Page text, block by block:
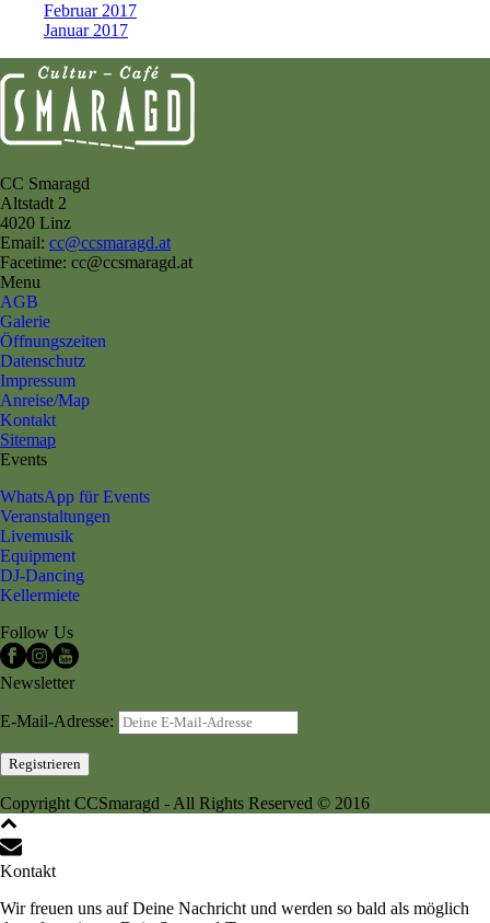
Februar 2017
Januar 2017
CC Smaragd
Altstadt 2
4020 Linz
Email: cc@ccsmaragd.at
Facetime: cc@ccsmaragd.at
Menu
AGB
Galerie
Öffnungszeiten
Datenschutz
Impressum
Anreise/Map
Kontakt
Sitemap
Events
WhatsApp für Events
Veranstaltungen
Livemusik
Equipment
DJ-Dancing
Kellermiete
Follow Us
Newsletter
E-Mail-Adresse:
Copyright CCSmaragd - All Rights Reserved © 2016
Kontakt
Wir freuen uns auf Deine Nachricht und werden so bald als möglich